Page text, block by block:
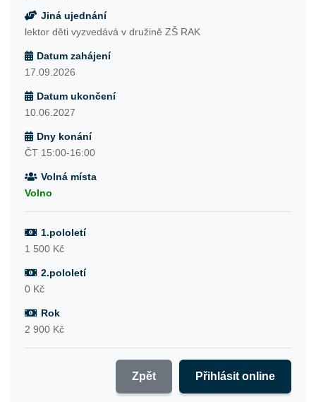
Jiná ujednání
lektor děti vyzvedává v družině ZŠ RAK
Datum zahájení
17.09.2026
Datum ukončení
10.06.2027
Dny konání
ČT 15:00-16:00
Volná místa
Volno
1.pololetí
1 500 Kč
2.pololetí
0 Kč
Rok
2 900 Kč
Přihlásit online
Zpět